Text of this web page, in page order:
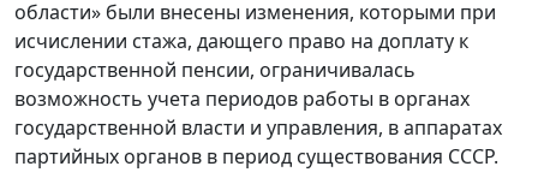
области» были внесены изменения, которыми при
исчислении стажа, дающего право на доплату к
государственной пенсии, ограничивалась
возможность учета периодов работы в органах
государственной власти и управления, в аппаратах
партийных органов в период существования СССР.